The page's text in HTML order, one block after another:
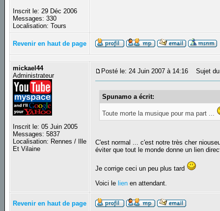
Inscrit le: 29 Déc 2006
Messages: 330
Localisation: Tours
Revenir en haut de page
mickael44
Administrateur
Inscrit le: 05 Juin 2005
Messages: 5837
Localisation: Rennes / Ille
Et Vilaine
Posté le: 24 Juin 2007 à 14:16 Sujet
Spunamo a écrit:
Toute morte la musique pour ma part ...
C'est normal ... c'est notre très cher
éviter que tout le monde donne un lien
Je corrige ceci un peu plus tard
Voici le lien en attendant.
Revenir en haut de page